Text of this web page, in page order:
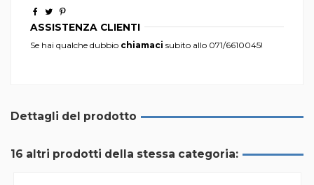
ASSISTENZA CLIENTI
Se hai qualche dubbio chiamaci subito allo 071/6610045!
Dettagli del prodotto
16 altri prodotti della stessa categoria: